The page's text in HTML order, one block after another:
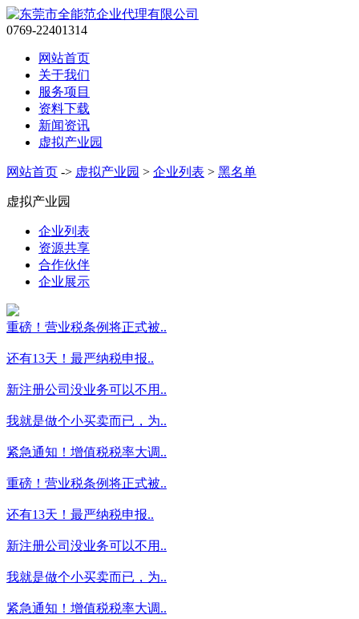
0769-22401314
网站首页
关于我们
服务项目
资料下载
新闻资讯
虚拟产业园
网站首页 -> 虚拟产业园 > 企业列表 > 黑名单
虚拟产业园
企业列表
资源共享
合作伙伴
企业展示
重磅！营业税条例将正式被..
还有13天！最严纳税申报..
新注册公司没业务可以不用..
我就是做个小买卖而已，为..
紧急通知！增值税税率大调..
重磅！营业税条例将正式被..
还有13天！最严纳税申报..
新注册公司没业务可以不用..
我就是做个小买卖而已，为..
紧急通知！增值税税率大调..